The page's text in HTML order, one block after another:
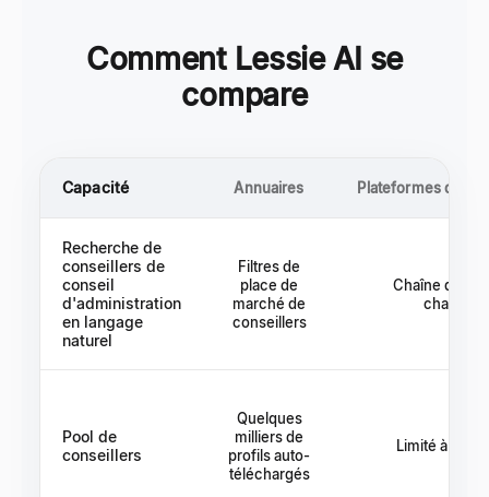
Comment Lessie AI se
compare
Capacité Annuaires Plateformes de
Recherche de
conseillers de
conseil
d'administration
en langage
naturel
Filtres de
place de
marché de
conseillers
Chaîne
Pool de
conseillers
Quelques
milliers de
profils auto-
téléchargés
Limité à